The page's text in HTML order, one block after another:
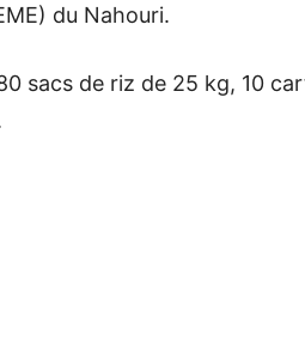
du Nahouri.
sacs de riz de 25 kg, 10